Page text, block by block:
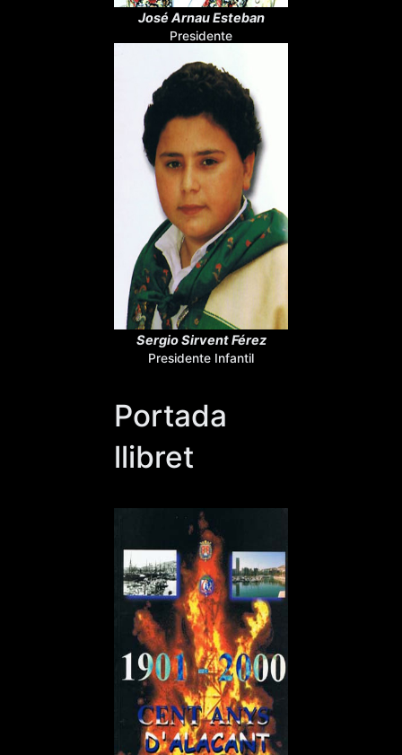
José Arnau Esteban
Presidente
Sergio Sirvent Férez
Presidente Infantil
Portada
llibret